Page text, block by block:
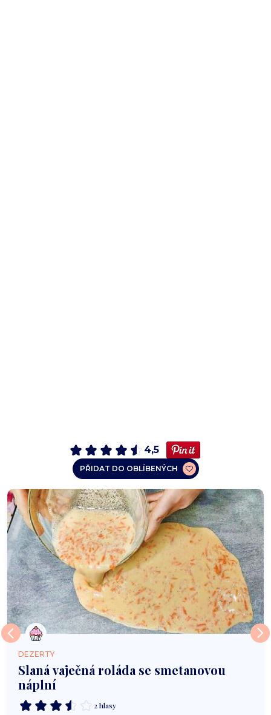
4,5
PŘIDAT DO OBLÍBENÝCH
DEZERTY
Slaná vaječná roláda se smetanovou
náplní
2 hlasy